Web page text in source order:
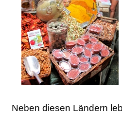
Neben diesen Ländern